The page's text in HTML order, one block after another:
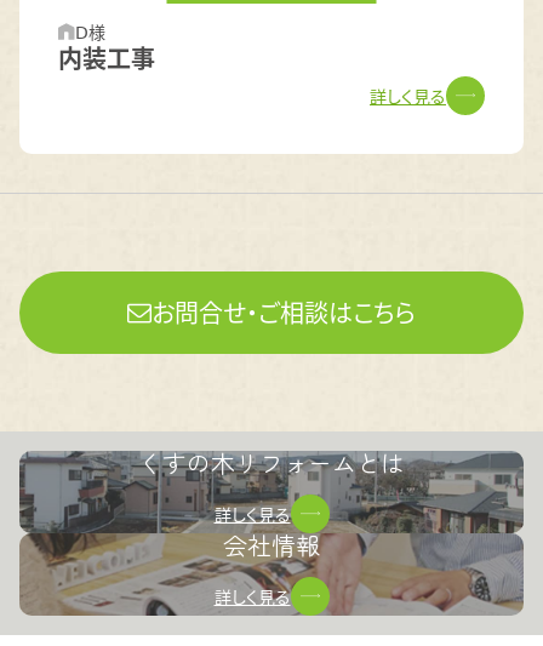
Ⅾ様
内装工事
詳しく見る
お問合せ・ご相談はこちら
くすの木リフォームとは
詳しく見る
会社情報
詳しく見る